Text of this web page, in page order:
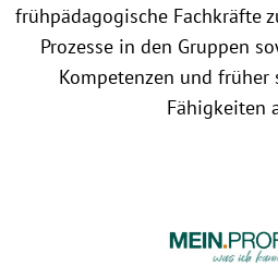
frühpädagogische Fachkräfte
Prozesse in den Gruppen
Kompetenzen und
Fähigkeiten